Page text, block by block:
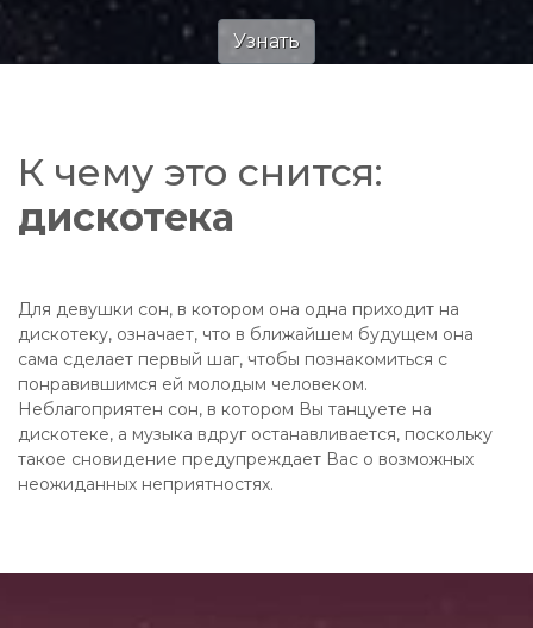
К чему это снится:
дискотека
Для девушки сон, в котором она одна приходит на
дискотеку, означает, что в ближайшем будущем она
сама сделает первый шаг, чтобы познакомиться с
понравившимся ей молодым человеком.
Неблагоприятен сон, в котором Вы танцуете на
дискотеке, а музыка вдруг останавливается, поскольку
такое сновидение предупреждает Вас о возможных
неожиданных неприятностях.